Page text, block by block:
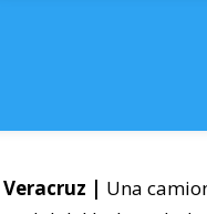
| Una